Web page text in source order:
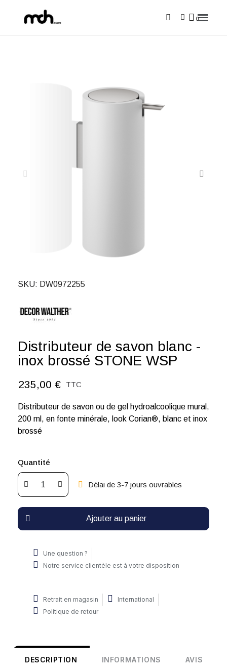
SKU DW0972255
Distributeur de savon blanc -
inox brossé STONE WSP
235,00 € TTC
Distributeur de savon ou de gel hydroalcoolique mural,
200 ml, en fonte minérale, look Corian®, blanc et inox
brossé
Quantité
Délai de 3-7 jours ouvrables
Ajouter au panier
Une question ?
Notre service clientèle est à votre disposition
Retrait en magasin
International
Politique de retour
DESCRIPTION INFORMATIONS AVIS